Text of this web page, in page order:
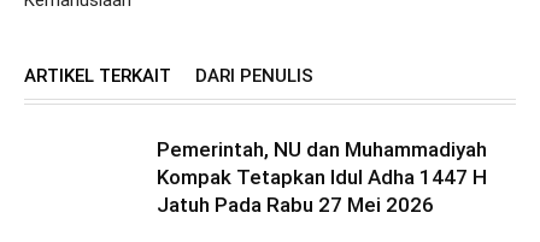
ARTIKEL TERKAIT DARI PENULIS
Pemerintah, NU dan Muhammadiyah
Kompak Tetapkan Idul Adha 1447 H
Jatuh Pada Rabu 27 Mei 2026